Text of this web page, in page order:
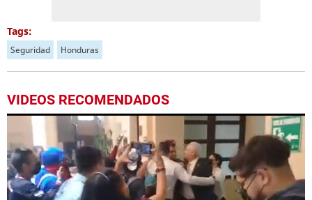
Tags:
Seguridad Honduras
VIDEOS RECOMENDADOS